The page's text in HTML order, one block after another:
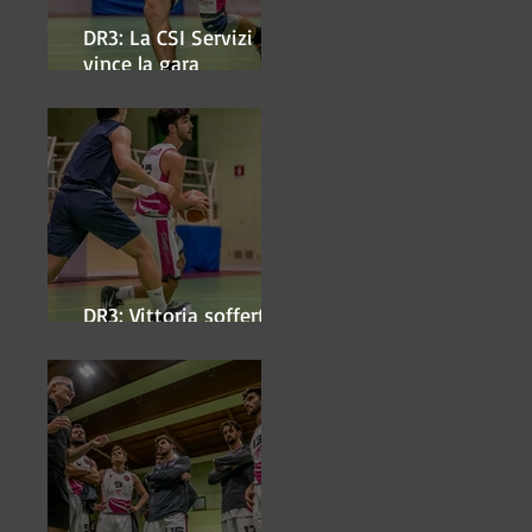
DR3: La CSI Servizi
vince la gara
DR3: Vittoria sofferta a